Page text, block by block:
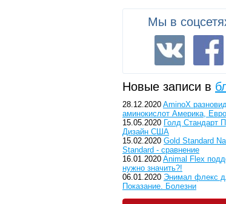
Мы в
Новые записи в
28.12.2020 AminoX
аминокислот Америка,
15.05.2020 Голд Стандарт
Дизайн США
15.02.2020 Gold Standard
Standard - сравнение
16.01.2020 Animal Flex
нужно значить?!
06.01.2020 Энимал флекс
Показание. Болезни